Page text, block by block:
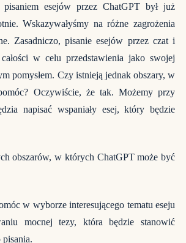
esejów przez ChatGPT był już
Wskazywałyśmy na różne zagrożenia
Zasadniczo, pisanie esejów przez czat i
w celu przedstawienia jako swojej
pomysłem. Czy istnieją jednak obszary, w
Oczywiście, że tak. Możemy przy
napisać wspaniały esej, który będzie
obszarów, w których ChatGPT może być
w wyborze interesującego tematu eseju
mocnej tezy, która będzie stanowić